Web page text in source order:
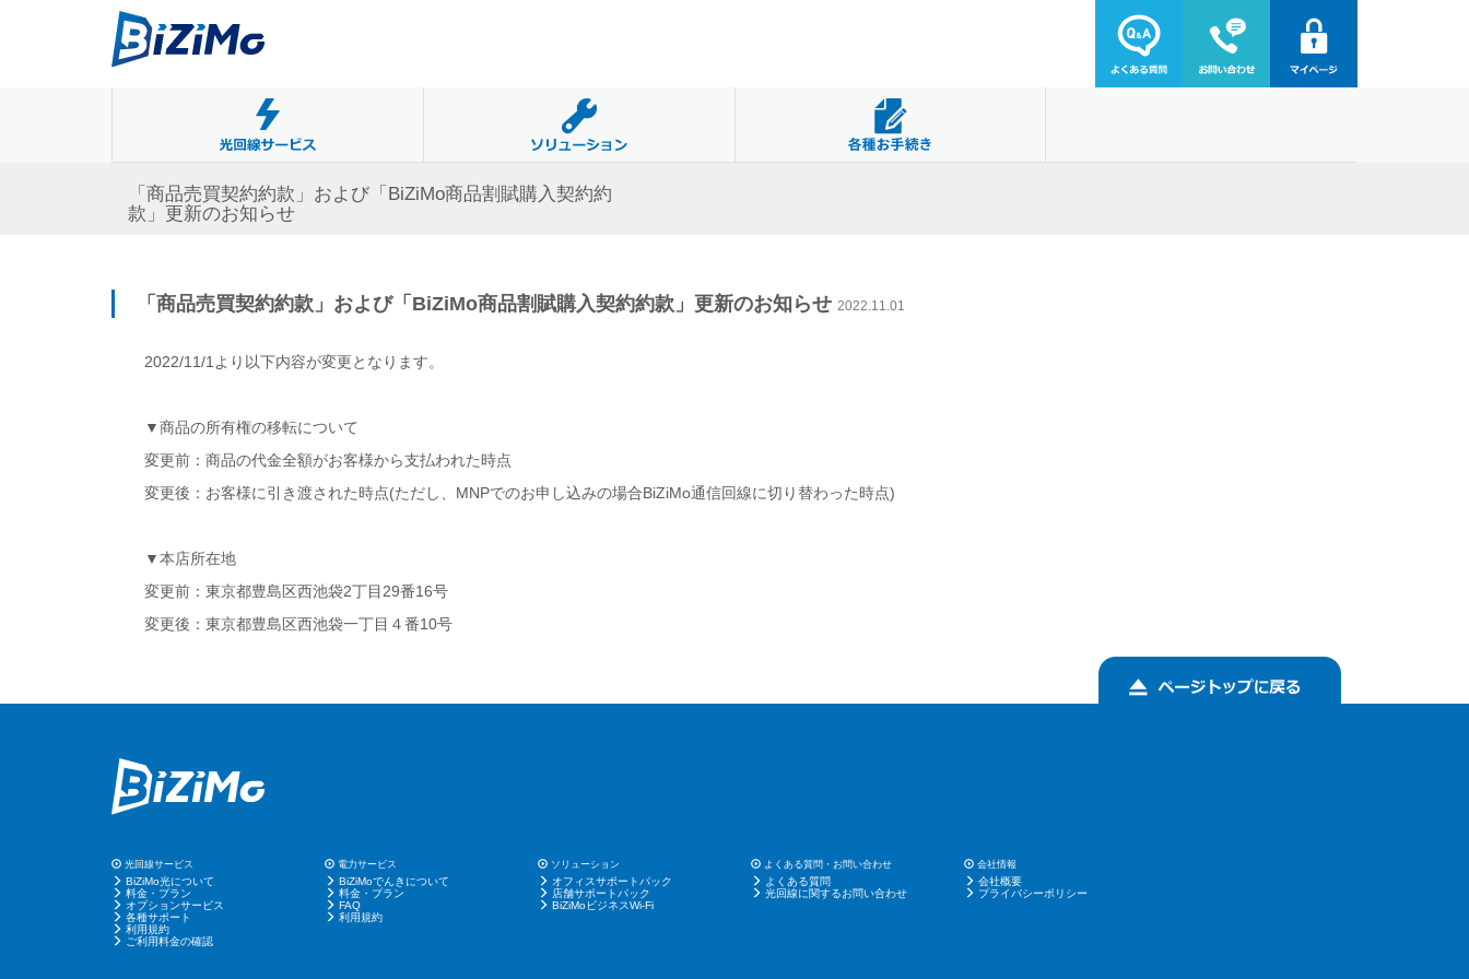
「商品売買契約約款」および「BiZiMo商品割賦購入契約約
款」更新のお知らせ
「商品売買契約約款」および「BiZiMo商品割賦購入契約約款」更新のお知らせ 2022.11.01
2022/11/1より以下内容が変更となります。
▼商品の所有権の移転について
変更前：商品の代金全額がお客様から支払われた時点
変更後：お客様に引き渡された時点(ただし、MNPでのお申し込みの場合BiZiMo通信回線に切り替わった時点)
▼本店所在地
変更前：東京都豊島区西池袋2丁目29番16号
変更後：東京都豊島区西池袋一丁目４番10号
光回線サービス
BiZiMo光について
料金・プラン
オプションサービス
各種サポート
利用規約
ご利用料金の確認
電力サービス
BiZiMoでんきについて
料金・プラン
FAQ
利用規約
ソリューション
オフィスサポートパック
店舗サポートパック
BiZiMoビジネスWi-Fi
よくある質問・お問い合わせ
よくある質問
光回線に関するお問い合わせ
会社情報
会社概要
プライバシーポリシー